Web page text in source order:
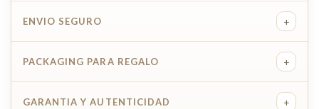
ENVIO SEGURO +
PACKAGING PARA REGALO +
GARANTIA Y AUTENTICIDAD +